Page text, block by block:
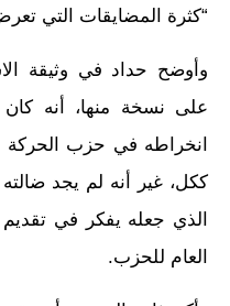
“كثرة المضايقات التي
وأوضح حداد في وثيقة
على نسخة منها، أنه
انخراطه في حزب الحركة
ككل، غير أنه لم يجد
الذي جعله يفكر في
العام للحزب.